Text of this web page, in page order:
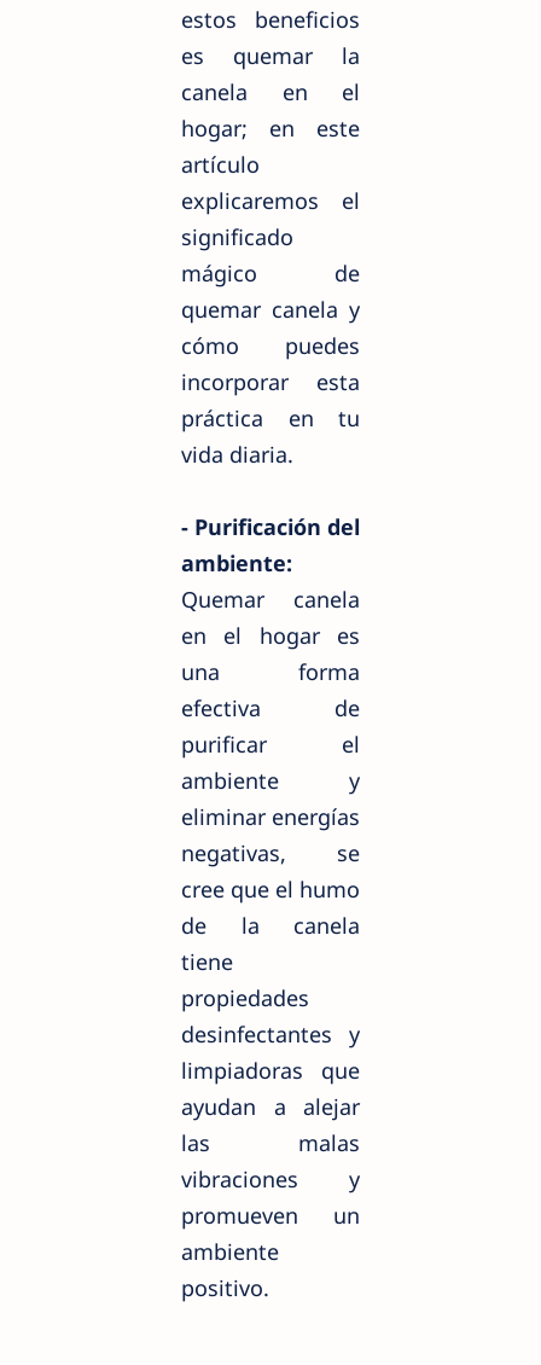
estos beneficios
es quemar la
canela en el
hogar; en este
artículo
explicaremos el
significado
mágico de
quemar canela y
cómo puedes
incorporar esta
práctica en tu
vida diaria.
- Purificación del
ambiente:
Quemar canela
en el hogar es
una forma
efectiva de
purificar el
ambiente y
eliminar energías
negativas, se
cree que el humo
de la canela
tiene
propiedades
desinfectantes y
limpiadoras que
ayudan a alejar
las malas
vibraciones y
promueven un
ambiente
positivo.